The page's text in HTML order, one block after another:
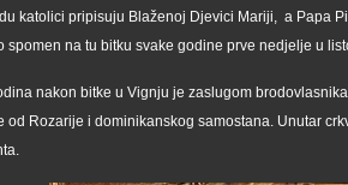
katolici pripisuju Blaženoj Djevici Mariji, a Papa
spomen na tu bitku svake godine prve nedjelje u
nakon bitke u Vignju je zaslugom
od Rozarije i dominikanskog samostana. Unutar